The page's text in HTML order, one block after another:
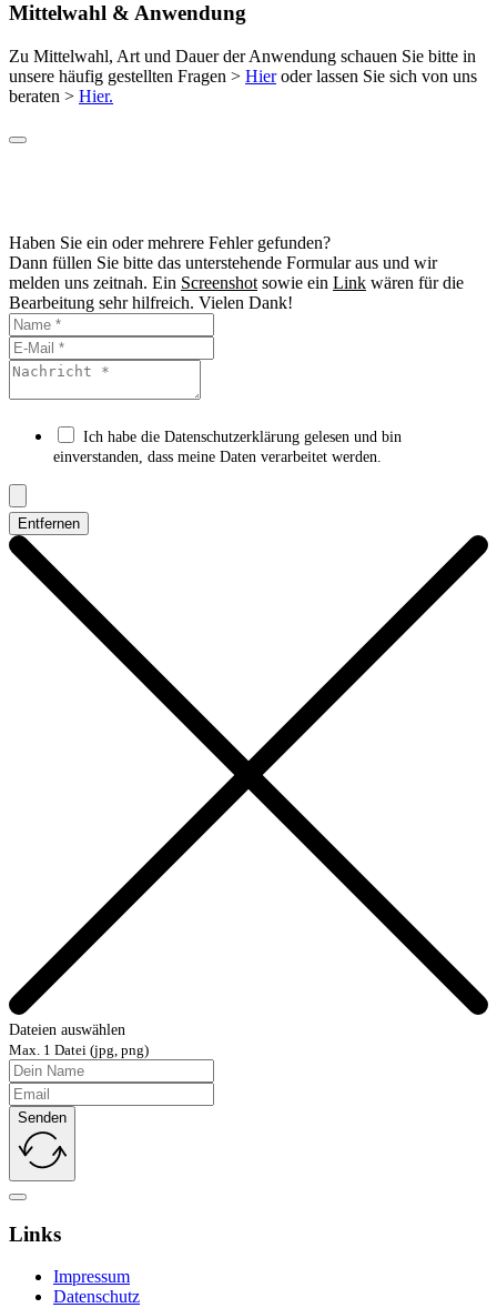
Mittelwahl & Anwendung
Zu Mittelwahl, Art und Dauer der Anwendung schauen Sie bitte in
unsere häufig gestellten Fragen > Hieroder lassen Sie sich von uns
beraten > Hier.
Haben Sie ein oder mehrere Fehler gefunden?
Dann füllen Sie bitte das unterstehende Formular aus und wir
melden uns zeitnah. Ein Screenshot sowie ein Link wären für die
Bearbeitung sehr hilfreich. Vielen Dank!
Ich habe die Datenschutzerklärung gelesen und bin
einverstanden, dass meine Daten verarbeitet werden.
Entfernen
Dateien auswählen
Max. 1 Datei (jpg, png)
Senden
Links
Impressum
Datenschutz